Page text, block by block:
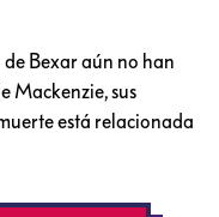
Bexar aún no han
Mackenzie, sus
está relacionada